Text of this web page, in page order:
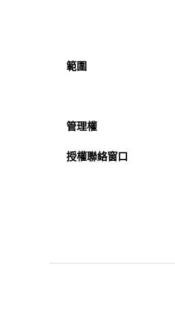
範圍
管理權
授權聯絡窗口